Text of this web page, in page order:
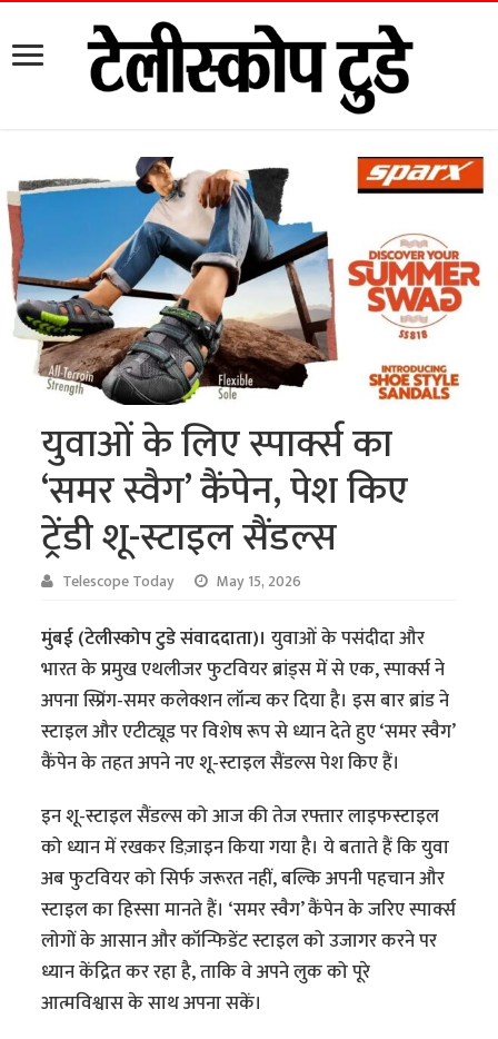
युवाओं के लिए स्पार्क्स का
‘समर स्वैग’ कैंपेन, पेश किए
ट्रेंडी शू-स्टाइल सैंडल्स
Telescope Today May 15, 2026
मुंबई (टेलीस्कोप टुडे संवाददाता)।युवाओं के पसंदीदा और
भारत के प्रमुख एथलीजर फुटवियर ब्रांड्स में से एक, स्पार्क्स ने
अपना स्प्रिंग-समर कलेक्शन लॉन्च कर दिया है। इस बार ब्रांड ने
स्टाइल और एटीट्यूड पर विशेष रूप से ध्यान देते हुए ‘समर स्वैग’
कैंपेन के तहत अपने नए शू-स्टाइल सैंडल्स पेश किए हैं।
इन शू-स्टाइल सैंडल्स को आज की तेज रफ्तार लाइफस्टाइल
को ध्यान में रखकर डिज़ाइन किया गया है। ये बताते हैं कि युवा
अब फुटवियर को सिर्फ जरूरत नहीं, बल्कि अपनी पहचान और
स्टाइल का हिस्सा मानते हैं। ‘समर स्वैग’ कैंपेन के जरिए स्पार्क्स
लोगों के आसान और कॉन्फिडेंट स्टाइल को उजागर करने पर
ध्यान केंद्रित कर रहा है, ताकि वे अपने लुक को पूरे
आत्मविश्वास के साथ अपना सकें।